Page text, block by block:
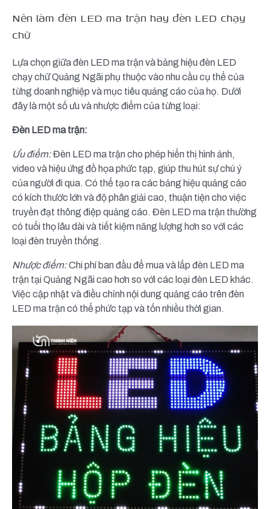
Nên làm đèn LED ma trận hay đèn LED chạy
chữ
Lựa chọn giữa đèn LED ma trận và bảng hiệu đèn LED
chạy chữ Quảng Ngãi phụ thuộc vào nhu cầu cụ thể của
từng doanh nghiệp và mục tiêu quảng cáo của họ. Dưới
đây là một số ưu và nhược điểm của từng loại:
Đèn LED ma trận:
Ưu điểm:Đèn LED ma trận cho phép hiển thị hình ảnh,
video và hiệu ứng đồ họa phức tạp, giúp thu hút sự chú ý
của người đi qua. Có thể tạo ra các bảng hiệu quảng cáo
có kích thước lớn và độ phân giải cao, thuận tiện cho việc
truyền đạt thông điệp quảng cáo. Đèn LED ma trận thường
có tuổi thọ lâu dài và tiết kiệm năng lượng hơn so với các
loại đèn truyền thống.
Nhược điểm:Chi phí ban đầu để mua và lắp đèn LED ma
trận tại Quảng Ngãi cao hơn so với các loại đèn LED khác.
Việc cập nhật và điều chỉnh nội dung quảng cáo trên đèn
LED ma trận có thể phức tạp và tốn nhiều thời gian.